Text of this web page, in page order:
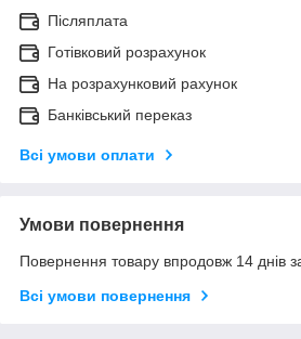
Післяплата
Готівковий розрахунок
На розрахунковий рахунок
Банківський переказ
Всі умови оплати
Умови повернення
Повернення товару впродовж 14 днів
Всі умови повернення